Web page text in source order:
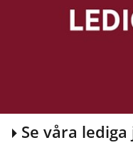
Se våra lediga